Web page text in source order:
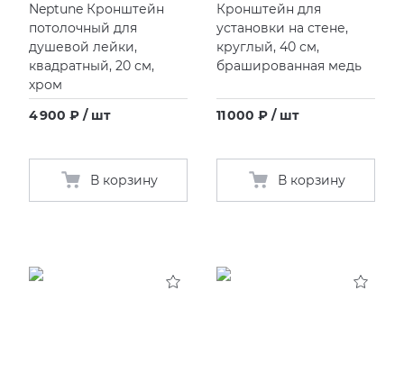
Neptune Кронштейн
потолочный для
душевой лейки,
квадратный, 20 см,
хром
4 900 ₽ / шт
В корзину
Кронштейн для
установки на стене,
круглый, 40 см,
брашированная медь
11 000 ₽ / шт
В корзину